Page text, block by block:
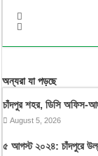
অন্যরা যা পড়ছে
চাঁদপুর শহর, ডিসি অফিস-
August 5, 2026
৫ আগস্ট ২০২৪: চাঁদপুরে